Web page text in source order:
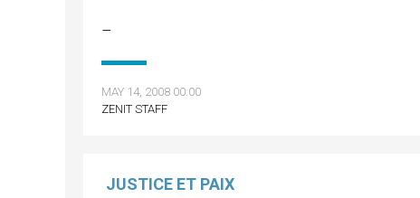
–
MAY 14, 2008 00:00
ZENIT STAFF
JUSTICE ET PAIX